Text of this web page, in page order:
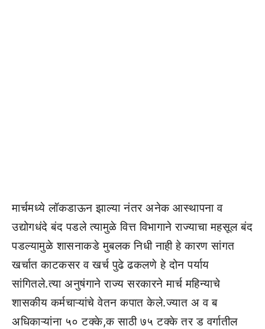
मार्चमध्ये लॉकडाऊन झाल्या नंतर अनेक आस्थापना व
उद्योगधंदे बंद पडले त्यामुळे वित्त विभागाने राज्याचा महसूल बंद
पडल्यामुळे शासनाकडे मुबलक निधी नाही हे कारण सांगत
खर्चात काटकसर व खर्च पुढे ढकलणे हे दोन पर्याय
सांगितले.त्या अनुषंगाने राज्य सरकारने मार्च महिन्याचे
शासकीय कर्मचाऱ्यांचे वेतन कपात केले.ज्यात अ व ब
अधिकाऱ्यांना ५० टक्के,क साठी ७५ टक्के तर ड वर्गातील